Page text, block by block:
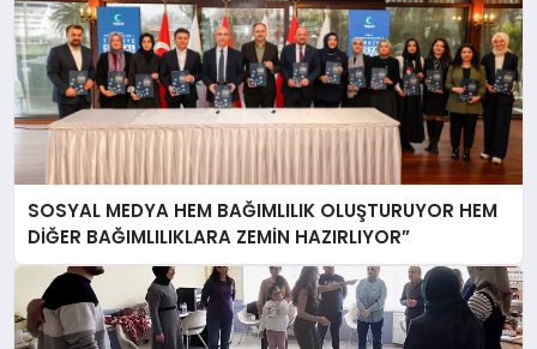
SOSYAL MEDYA HEM BAĞIMLILIK OLUŞTURUYOR HEM
DİĞER BAĞIMLILIKLARA ZEMİN HAZIRLIYOR”